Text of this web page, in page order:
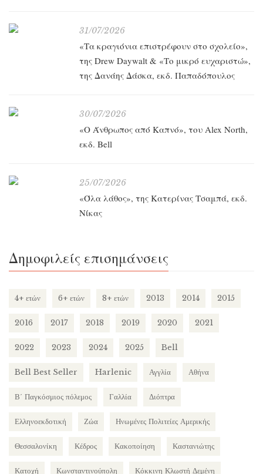
31/07/2026
«Τα κραγιόνια επιστρέφουν στο σχολείο»,
της Drew Daywalt & «Το μικρό ευχαριστώ»,
της Δανάης Δάσκα, εκδ. Παπαδόπουλος
30/07/2026
«O Άνθρωπος από Καπνό», του Alex North,
εκδ. Bell
25/07/2026
«Όλα λάθος», της Κατερίνας Τσαμπά, εκδ.
Νίκας
Δημοφιλείς επισημάνσεις
4+ ετών 6+ ετών 8+ ετών 2013 2014 2015
2016 2017 2018 2019 2020 2021
2022 2023 2024 2025 Bell
Bell Best Seller Harlenic Αγγλία Αθήνα
Β΄ Παγκόσμιος πόλεμος Γαλλία Διόπτρα
Ελληνοεκδοτική Ζώα Ηνωμένες Πολιτείες Αμερικής
Θεσσαλονίκη Κέδρος Κακοποίηση Καστανιώτης
Κατοχή Κωνσταντινούπολη Κόκκινη Κλωστή Δεμένη